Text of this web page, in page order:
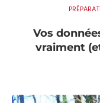
Vos
vraiment